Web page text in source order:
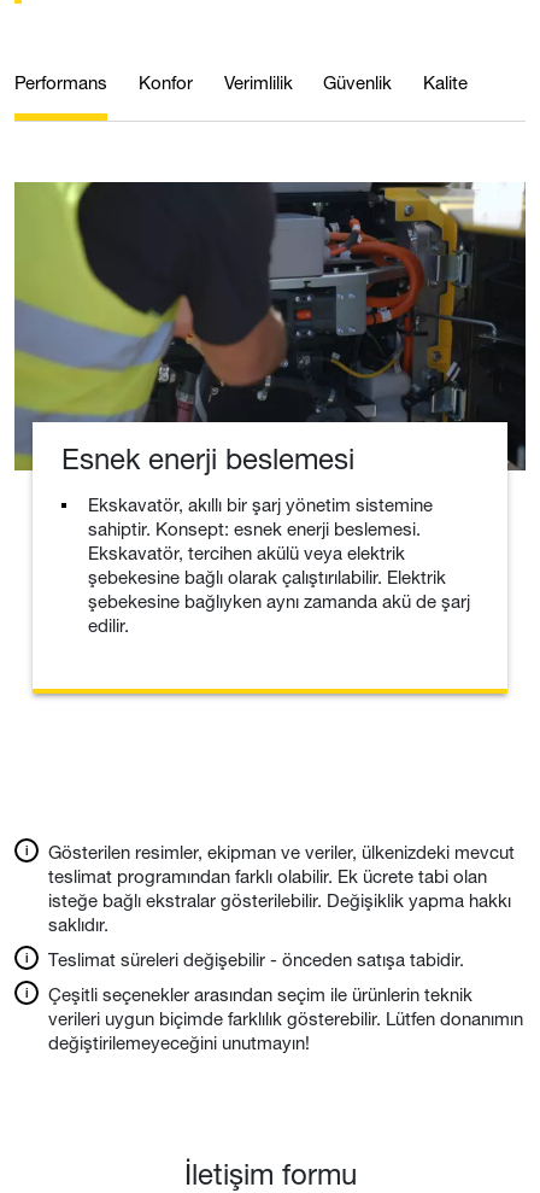
Performans Konfor Verimlilik Güvenlik Kalite
Esnek enerji beslemesi
Ekskavatör, akıllı bir şarj yönetim sistemine
sahiptir. Konsept: esnek enerji beslemesi.
Ekskavatör, tercihen akülü veya elektrik
şebekesine bağlı olarak çalıştırılabilir. Elektrik
şebekesine bağlıyken aynı zamanda akü de şarj
edilir.
Gösterilen resimler, ekipman ve veriler, ülkenizdeki mevcut
teslimat programından farklı olabilir. Ek ücrete tabi olan
isteğe bağlı ekstralar gösterilebilir. Değişiklik yapma hakkı
saklıdır.
Teslimat süreleri değişebilir - önceden satışa tabidir.
Çeşitli seçenekler arasından seçim ile ürünlerin teknik
verileri uygun biçimde farklılık gösterebilir. Lütfen donanımın
değiştirilemeyeceğini unutmayın!
İletişim formu